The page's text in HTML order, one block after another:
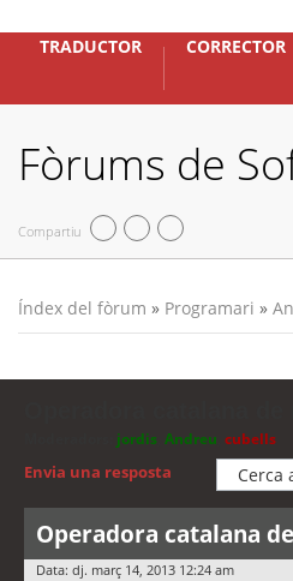
TRADUCTOR CORRECTOR
Fòrums de
Compartiu
Índex del fòrum » Programari »
jordis Andreu cubells
Envia una resposta
Operadora catalana
Data: dj. març 14, 2013 12:24 am